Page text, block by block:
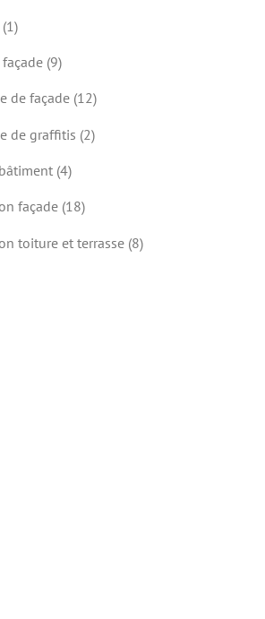
(1)
(9)
de façade (12)
de graffitis (2)
(4)
façade (18)
toiture et terrasse (8)